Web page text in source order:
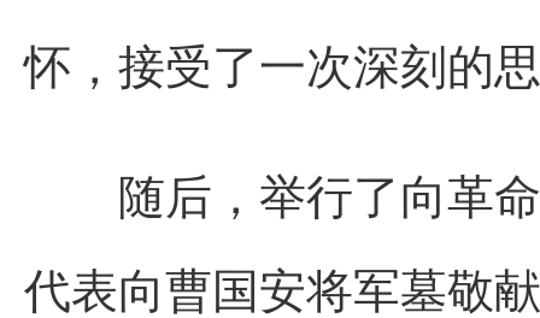
怀，接受了一次深刻的
随后，举行了向革命
代表向曹国安将军墓敬